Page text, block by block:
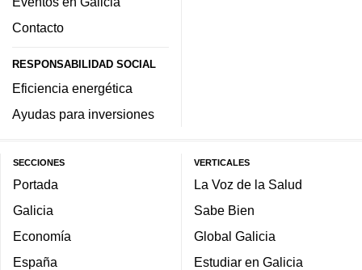
Contacto
RESPONSABILIDAD SOCIAL
Eficiencia energética
Ayudas para inversiones
SECCIONES
Portada
Galicia
Economía
España
VERTICALES
La Voz de la Salud
Sabe Bien
Global Galicia
Estudiar en Galicia